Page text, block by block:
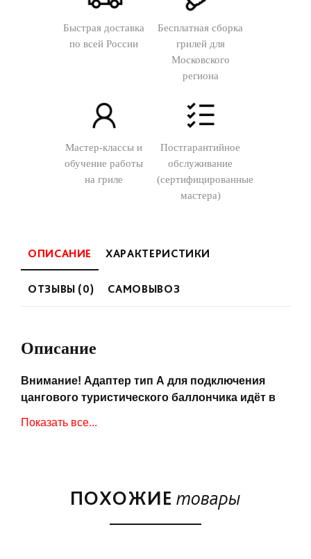
Быстрая доставка
по всей России
Бесплатная сборка
грилей для
Московского
региона
Мастер-классы и
обучение работы
на гриле
Постгарантийное
обслуживание
(сертифицированные
мастера)
ОПИСАНИЕ ХАРАКТЕРИСТИКИ
ОТЗЫВЫ (0) САМОВЫВОЗ
Описание
Внимание! Адаптер тип А для подключения
цангового туристического баллончика идёт в
GRILL. Оптимальное сочетание размеров, веса и
функциональности. При достаточно большой
Показать все...
ПОХОЖИЕ товары